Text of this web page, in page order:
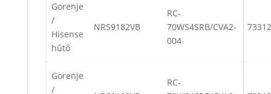
Gorenje
/
Hisense
hűtő
NRS9182VB
RC-
70WS4SRB/CVA2-
004
Gorenje
/
RC-